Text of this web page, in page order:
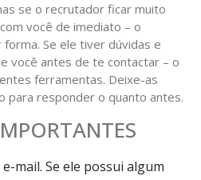
se o recrutador ficar muito
você de imediato – o
Se ele tiver dúvidas e
você antes de te contactar – o
ferramentas. Deixe-as
para responder o quanto antes.
mail. Se ele possui algum